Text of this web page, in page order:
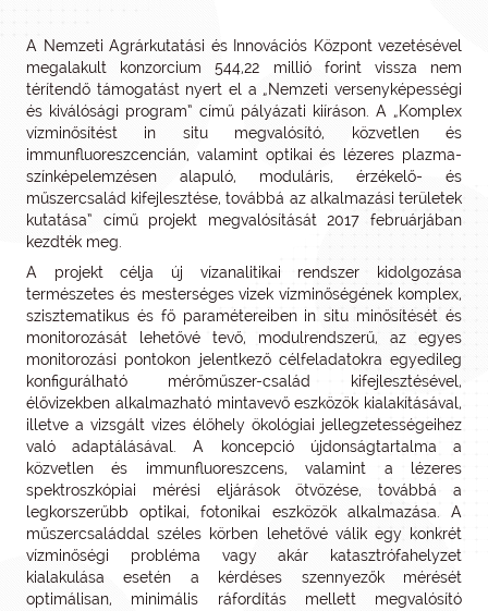
A Nemzeti Agrárkutatási és Innovációs Központ vezetésével
megalakult konzorcium 544,22 millió forint vissza nem
térítendő támogatást nyert el a „Nemzeti versenyképességi
és kiválósági program” című pályázati kiíráson. A „Komplex
vízminősítést in situ megvalósító, közvetlen és
immunfluoreszcencián, valamint optikai és lézeres plazma-
színképelemzésen alapuló, moduláris, érzékelő- és
műszercsalád kifejlesztése, továbbá az alkalmazási területek
kutatása” című projekt megvalósítását 2017 februárjában
kezdték meg.
A projekt célja új vízanalitikai rendszer kidolgozása
természetes és mesterséges vizek vízminőségének komplex,
szisztematikus és fő paramétereiben in situ minősítését és
monitorozását lehetővé tevő, modulrendszerű, az egyes
monitorozási pontokon jelentkező célfeladatokra egyedileg
konfigurálható mérőműszer-család kifejlesztésével,
élővizekben alkalmazható mintavevő eszközök kialakításával,
illetve a vizsgált vizes élőhely ökológiai jellegzetességeihez
való adaptálásával. A koncepció újdonságtartalma a
közvetlen és immunfluoreszcens, valamint a lézeres
spektroszkópiai mérési eljárások ötvözése, továbbá a
legkorszerűbb optikai, fotonikai eszközök alkalmazása. A
műszercsaláddal széles körben lehetővé válik egy konkrét
vízminőségi probléma vagy akár katasztrófahelyzet
kialakulása esetén a kérdéses szennyezők mérését
optimálisan, minimális ráfordítás mellett megvalósító